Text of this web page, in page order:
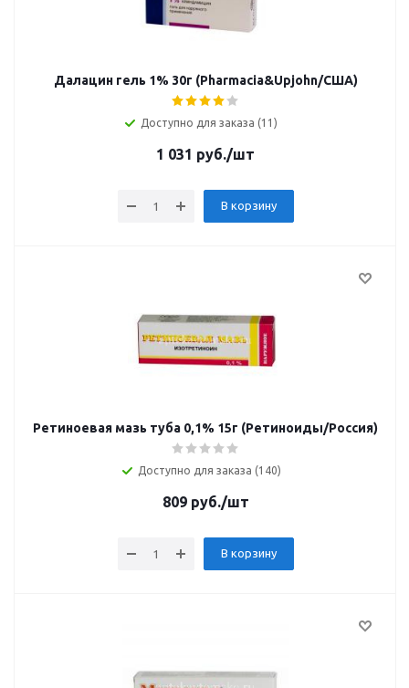
Далацин гель 1% 30г (Pharmacia&Upjohn/США)
Доступно для заказа (11)
1 031 руб./шт
В корзину
Ретиноевая мазь туба 0,1% 15г (Ретиноиды/Россия)
Доступно для заказа (140)
809руб./шт
В корзину